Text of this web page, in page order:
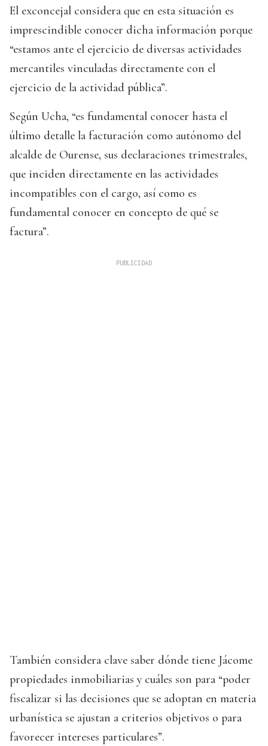
El exconcejal considera que en esta situación es
imprescindible conocer dicha información porque
“estamos ante el ejercicio de diversas actividades
mercantiles vinculadas directamente con el
ejercicio de la actividad pública”.
Según Ucha, “es fundamental conocer hasta el
último detalle la facturación como autónomo del
alcalde de Ourense, sus declaraciones trimestrales,
que inciden directamente en las actividades
incompatibles con el cargo, así como es
fundamental conocer en concepto de qué se
factura”.
También considera clave saber dónde tiene Jácome
propiedades inmobiliarias y cuáles son para “poder
fiscalizar si las decisiones que se adoptan en materia
urbanística se ajustan a criterios objetivos o para
favorecer intereses particulares”.